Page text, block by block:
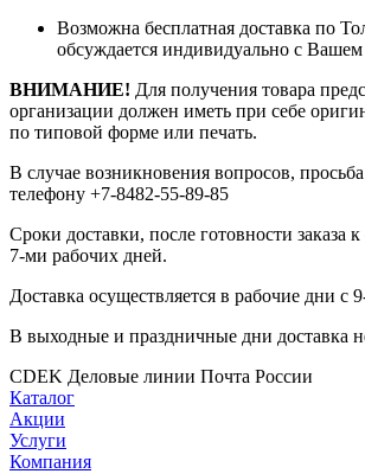
Возможна бесплатная доставка по
обсуждается индивидуально с
ВНИМАНИЕ! Для получения товара
организации должен иметь при себе
по типовой форме или печать.
В случае возникновения вопросов,
телефону +7-8482-55-89-85
Сроки доставки, после готовности заказа
7-ми рабочих дней.
Доставка осуществляется в рабочие дни с
В выходные и праздничные дни доставка
CDEK Деловые линии Почта России
Каталог
Акции
Услуги
Компания